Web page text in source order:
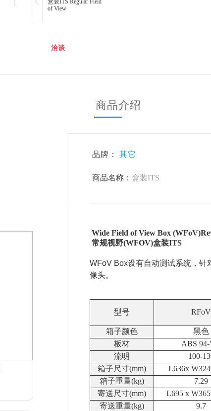
盒装ITS Regular Field
of View
洽谈
商品介绍
品牌：其它
商品名称： 盒装ITS
Wide Field of View Box
常规视野(WFOV)盒装ITS
WFoV Box设有自动测试系统，
像头。
型号 RFoV
箱子颜色 黑色
板材
ABS
流明
100-
箱子尺寸(mm)
L636x
箱子重量(kg)
7.29
寄送尺寸(mm)
L695 x
寄送重量(kg)
9.7